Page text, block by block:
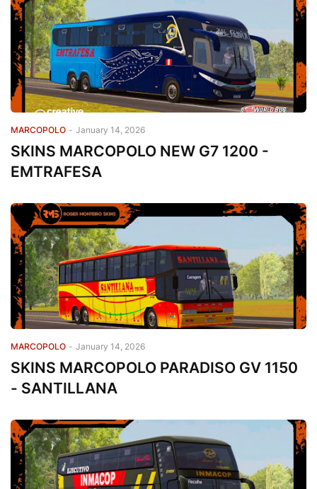
MARCOPOLO - January 14, 2026
SKINS MARCOPOLO NEW G7 1200 -
EMTRAFESA
MARCOPOLO - January 14, 2026
SKINS MARCOPOLO PARADISO GV 1150
- SANTILLANA